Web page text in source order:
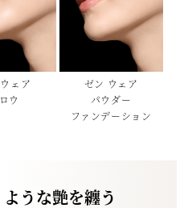
ェア
ウ
ゼン ウェア
パウダー
ファンデーション
うな艶を纏う